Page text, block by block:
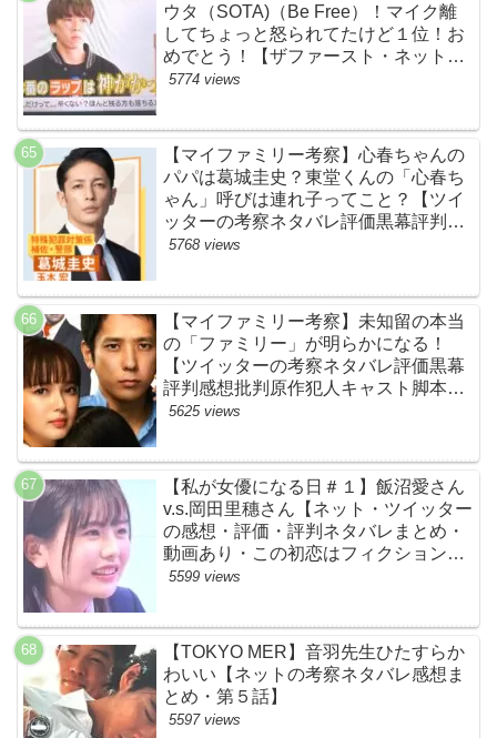
ウタ（SOTA)（Be Free）！マイク離
してちょっと怒られてたけど１位！お
めでとう！【ザファースト・ネットの
ネタバレ感想考察まとめ・スッキリ・
5774 views
【マイファミリー考察】心春ちゃんの
パパは葛城圭史？東堂くんの「心春ち
ゃん」呼びは連れ子ってこと？【ツイ
ッターの考察ネタバレ評価黒幕評判感
想批判原作犯人キャスト脚本あらすじ
5768 views
【マイファミリー考察】未知留の本当
の「ファミリー」が明らかになる！
【ツイッターの考察ネタバレ評価黒幕
評判感想批判原作犯人キャスト脚本あ
らすじ伏線まとめ】
5625 views
【私が女優になる日＃１】飯沼愛さん
v.s.岡田里穗さん【ネット・ツイッター
の感想・評価・評判ネタバレまとめ・
動画あり・この初恋はフィクションで
す・初恋Ｆ】
5599 views
【TOKYO MER】音羽先生ひたすらか
わいい【ネットの考察ネタバレ感想ま
とめ・第５話】
5597 views